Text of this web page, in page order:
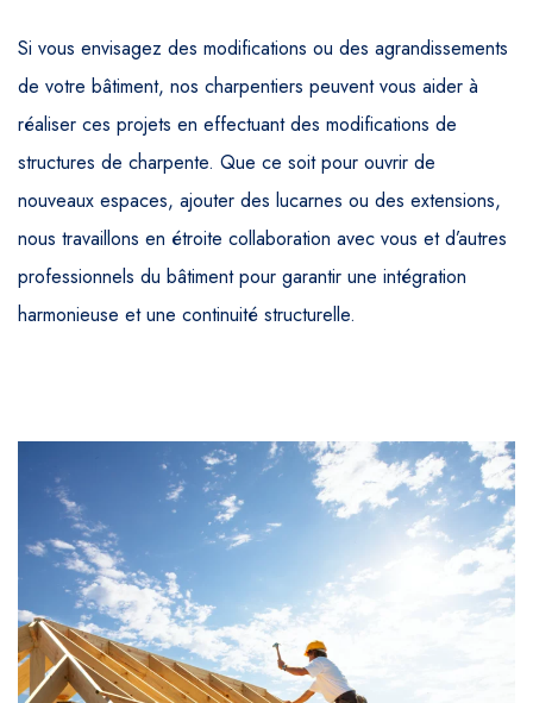
Si vous envisagez des modifications ou des agrandissements
de votre bâtiment, nos charpentiers peuvent vous aider à
réaliser ces projets en effectuant des modifications de
structures de charpente. Que ce soit pour ouvrir de
nouveaux espaces, ajouter des lucarnes ou des extensions,
nous travaillons en étroite collaboration avec vous et d’autres
professionnels du bâtiment pour garantir une intégration
harmonieuse et une continuité structurelle.